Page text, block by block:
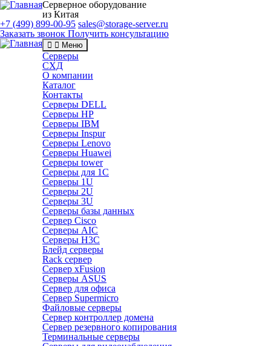
Серверное оборудование
из Китая
+7 (499) 899-00-95 sales@storage-server.ru
Заказать звонок Получить консультацию
Меню
Серверы
СХД
О компании
Каталог
Контакты
Серверы DELL
Серверы HP
Серверы IBM
Серверы Inspur
Серверы Lenovo
Серверы Huawei
Серверы tower
Серверы для 1C
Серверы 1U
Серверы 2U
Серверы 3U
Серверы базы данных
Сервер Cisco
Серверы AIC
Серверы H3C
Блейд серверы
Rack сервер
Сервер xFusion
Серверы ASUS
Сервер для офиса
Сервер Supermicro
Файловые серверы
Сервер контроллер домена
Сервер резервного копирования
Терминальные серверы